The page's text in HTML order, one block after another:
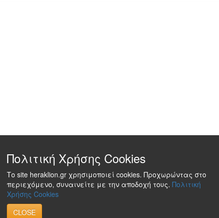
Πολιτική Χρήσης Cookies
Το site heraklion.gr χρησιμοποιεί cookies. Προχωρώντας στο
περιεχόμενο, συναινείτε με την αποδοχή τους. Πολιτική
Χρήσης Cookies
CLOSE